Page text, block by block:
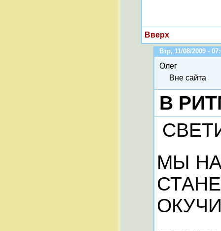
Вверх
Втр, 11/08/2009 -
Олег
Вне сайта
В
МЫ